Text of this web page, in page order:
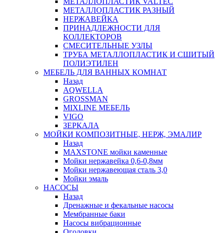
МЕТАЛЛОПЛАСТИК РАЗНЫЙ
НЕРЖАВЕЙКА
ПРИНАДЛЕЖНОСТИ ДЛЯ
КОЛЛЕКТОРОВ
СМЕСИТЕЛЬНЫЕ УЗЛЫ
ТРУБА МЕТАЛЛОПЛАСТИК И СШИТЫЙ
ПОЛИЭТИЛЕН
МЕБЕЛЬ ДЛЯ ВАННЫХ КОМНАТ
Назад
AQWELLA
GROSSMAN
MIXLINE МЕБЕЛЬ
VIGO
ЗЕРКАЛА
МОЙКИ КОМПОЗИТНЫЕ, НЕРЖ, ЭМАЛИР
Назад
MAXSTONE мойки каменные
Мойки нержавейка 0,6-0,8мм
Мойки нержавеющая сталь 3,0
Мойки эмаль
НАСОСЫ
Назад
Дренажные и фекальные насосы
Мембранные баки
Насосы вибрационные